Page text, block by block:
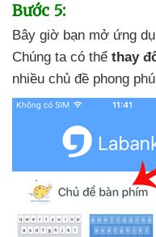
Bước 5:
Bây giờ bạn mở ứng
Chúng ta có thể thay
nhiều chủ đề phong phú